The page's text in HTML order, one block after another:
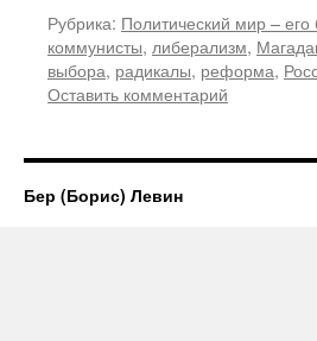
Рубрика: Политический мир –
коммунисты, либерализм,
выбора, радикалы, реформа,
Оставить комментарий
Бер (Борис) Левин